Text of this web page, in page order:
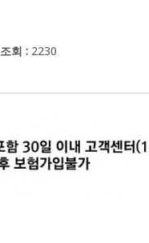
조회 : 2230